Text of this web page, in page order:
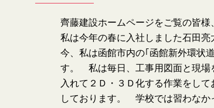
齊藤建設ホームページをご覧の皆様
私は今年の春に入社しました石田亮
今、私は函館市内の｢函館新外環状
す。 私は毎日、工事用図面と現場
入れて２Ｄ・３Ｄ化する作業をし
しております。 学校では習わなか